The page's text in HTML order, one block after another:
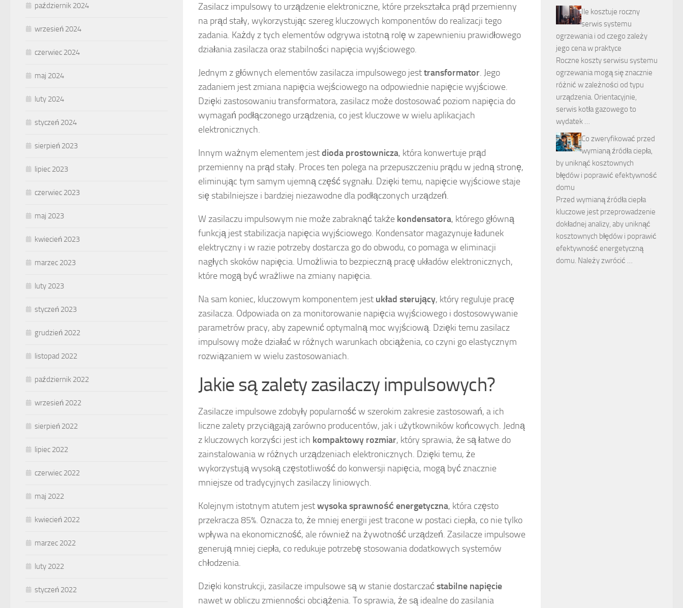
Zasilacz impulsowy to urządzenie elektroniczne, które przekształca prąd przemienny
na prąd stały, wykorzystując szereg kluczowych komponentów do realizacji tego
zadania. Każdy z tych elementów odgrywa istotną rolę w zapewnieniu prawidłowego
działania zasilacza oraz stabilności napięcia wyjściowego.
Jednym z głównych elementów zasilacza impulsowego jesttransformator. Jego
zadaniem jest zmiana napięcia wejściowego na odpowiednie napięcie wyjściowe.
Dzięki zastosowaniu transformatora, zasilacz może dostosować poziom napięcia do
wymagań podłączonego urządzenia, co jest kluczowe w wielu aplikacjach
elektronicznych.
Innym ważnym elementem jestdioda prostownicza, która konwertuje prąd
przemienny na prąd stały. Proces ten polega na przepuszczeniu prądu w jedną stronę,
eliminując tym samym ujemną część sygnału. Dzięki temu, napięcie wyjściowe staje
się stabilniejsze i bardziej niezawodne dla podłączonych urządzeń.
W zasilaczu impulsowym nie może zabraknąć także kondensatora, którego główną
funkcją jest stabilizacja napięcia wyjściowego. Kondensator magazynuje ładunek
elektryczny i w razie potrzeby dostarcza go do obwodu, co pomaga w eliminacji
nagłych skoków napięcia. Umożliwia to bezpieczną pracę układów elektronicznych,
które mogą być wrażliwe na zmiany napięcia.
Na sam koniec, kluczowym komponentem jest układ sterujący, który reguluje pracę
zasilacza. Odpowiada on za monitorowanie napięcia wyjściowego i dostosowywanie
parametrów pracy, aby zapewnić optymalną moc wyjściową. Dzięki temu zasilacz
impulsowy może działać w różnych warunkach obciążenia, co czyni go elastycznym
rozwiązaniem w wielu zastosowaniach.
Jakie są zalety zasilaczy impulsowych?
Zasilacze impulsowe zdobyły popularność w szerokim zakresie zastosowań, a ich
liczne zalety przyciągają zarówno producentów, jak i użytkowników końcowych. Jedną
z kluczowych korzyści jest ich kompaktowy rozmiar, który sprawia, że są łatwe do
zainstalowania w różnych urządzeniach elektronicznych. Dzięki temu, że
wykorzystują wysoką częstotliwość do konwersji napięcia, mogą być znacznie
mniejsze od tradycyjnych zasilaczy liniowych.
Kolejnym istotnym atutem jestwysoka sprawność energetyczna, która często
przekracza 85%. Oznacza to, że mniej energii jest tracone w postaci ciepła, co nie tylko
wpływa na ekonomiczność, ale również na żywotność urządzeń. Zasilacze impulsowe
generują mniej ciepła, co redukuje potrzebę stosowania dodatkowych systemów
chłodzenia.
Dzięki konstrukcji, zasilacze impulsowe są w stanie dostarczaćstabilne napięcie
nawet w obliczu zmienności obciążenia. To sprawia, że są idealne do zasilania
październik 2024
wrzesień 2024
czerwiec 2024
maj 2024
luty 2024
styczeń 2024
sierpień 2023
lipiec 2023
czerwiec 2023
maj 2023
kwiecień 2023
marzec 2023
luty 2023
styczeń 2023
grudzień 2022
listopad 2022
październik 2022
wrzesień 2022
sierpień 2022
lipiec 2022
czerwiec 2022
maj 2022
kwiecień 2022
marzec 2022
luty 2022
styczeń 2022
Ile kosztuje roczny
serwis systemu
ogrzewania i od czego zależy
jego cena w praktyce
Roczne koszty serwisu systemu
ogrzewania mogą się znacznie
różnić w zależności od typu
urządzenia. Orientacyjnie,
serwis kotła gazowego to
wydatek …
Co zweryfikować przed
wymianą źródła ciepła,
by uniknąć kosztownych
błędów i poprawić efektywność
domu
Przed wymianą źródła ciepła
kluczowe jest przeprowadzenie
dokładnej analizy, aby uniknąć
kosztownych błędów i poprawić
efektywność energetyczną
domu. Należy zwrócić …